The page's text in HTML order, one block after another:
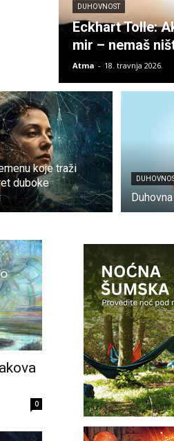
DUHOVNOST
Eckhart Tolle:
mir – nemaš
Atma - 18. travnja 2026.
koje traži
duboke
0